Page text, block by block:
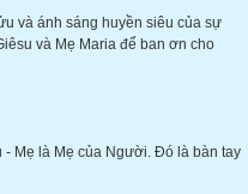
và ánh sáng huyền siêu của sự
và Mẹ Maria để ban ơn cho
Mẹ là Mẹ của Người. Đó là bàn tay